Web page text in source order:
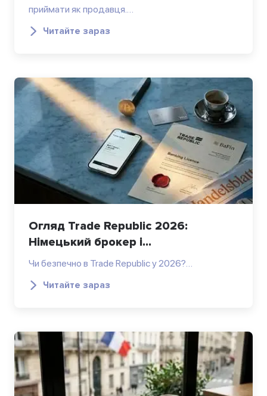
приймати як продавця.…
Читайте зараз
Огляд Trade Republic 2026:
Німецький брокер і...
Чи безпечно в Trade Republic у 2026?…
Читайте зараз